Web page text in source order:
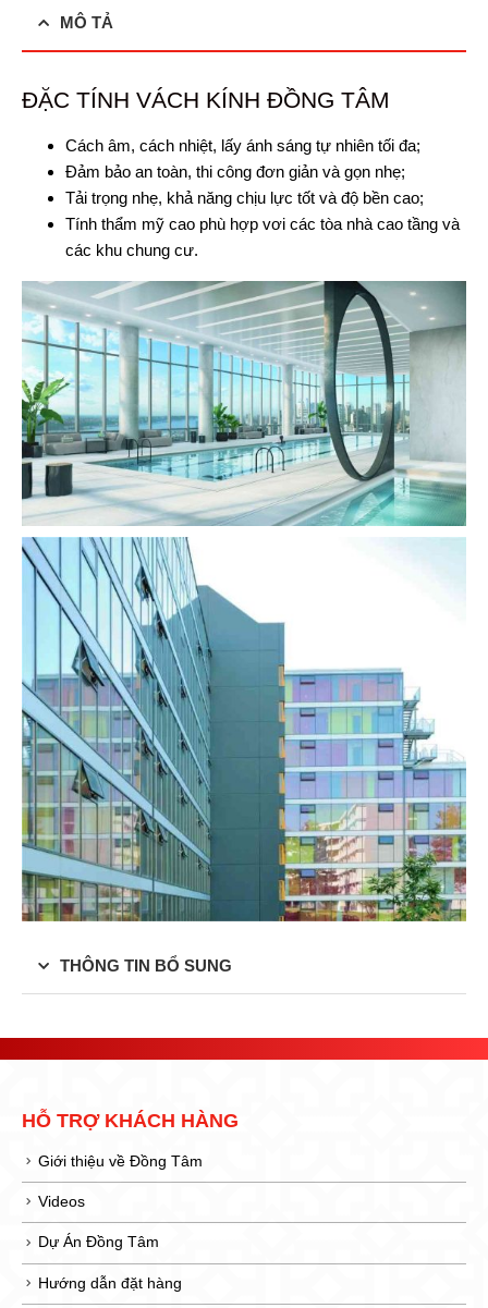
MÔ TẢ
ĐẶC TÍNH VÁCH KÍNH ĐỒNG TÂM
Cách âm, cách nhiệt, lấy ánh sáng tự nhiên tối đa;
Đảm bảo an toàn, thi công đơn giản và gọn nhẹ;
Tải trọng nhẹ, khả năng chịu lực tốt và độ bền cao;
Tính thẩm mỹ cao phù hợp vơi các tòa nhà cao tầng và
các khu chung cư.
THÔNG TIN BỔ SUNG
HỖ TRỢ KHÁCH HÀNG
Giới thiệu về Đồng Tâm
Videos
Dự Án Đồng Tâm
Hướng dẫn đặt hàng